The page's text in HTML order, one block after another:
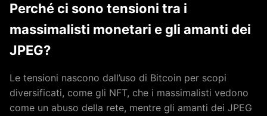
Perché ci sono tensioni tra i
massimalisti monetari e gli amanti dei
JPEG?
Le tensioni nascono dall’uso di Bitcoin per scopi
diversificati, come gli NFT, che i massimalisti vedono
come un abuso della rete, mentre gli amanti dei JPEG